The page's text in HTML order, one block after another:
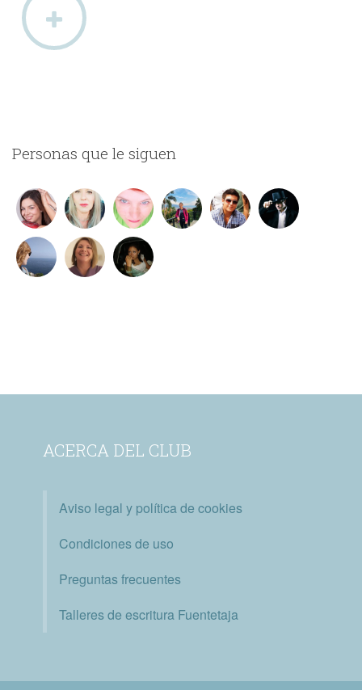
Personas que le siguen
ACERCA DEL CLUB
Aviso legal y política de cookies
Condiciones de uso
Preguntas frecuentes
Talleres de escritura Fuentetaja